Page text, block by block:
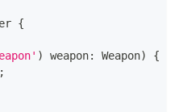
{
) weapon: Weapon)
{
;